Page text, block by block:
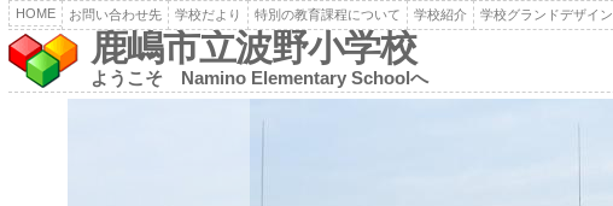
HOME お問い合わせ先 学校だより 特別の教育課程について 学校紹介 学校グランドデザイン
鹿嶋市立波野小学校
ようこそ Namino Elementary Schoolへ